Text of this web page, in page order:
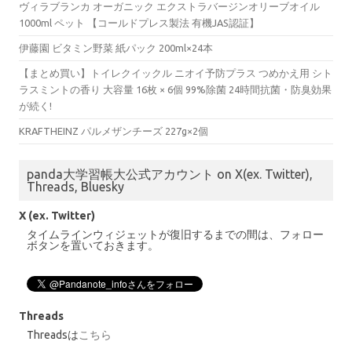
ヴィラブランカ オーガニック エクストラバージンオリーブオイル
1000ml ペット 【コールドプレス製法 有機JAS認証】
伊藤園 ビタミン野菜 紙パック 200ml×24本
【まとめ買い】トイレクイックル ニオイ予防プラス つめかえ用 シト
ラスミントの香り 大容量 16枚 × 6個 99%除菌 24時間抗菌・防臭効果
が続く!
KRAFTHEINZ パルメザンチーズ 227g×2個
panda大学習帳大公式アカウント on X(ex. Twitter),
Threads, Bluesky
X (ex. Twitter)
タイムラインウィジェットが復旧するまでの間は、フォロー
ボタンを置いておきます。
Threads
Threadsはこちら